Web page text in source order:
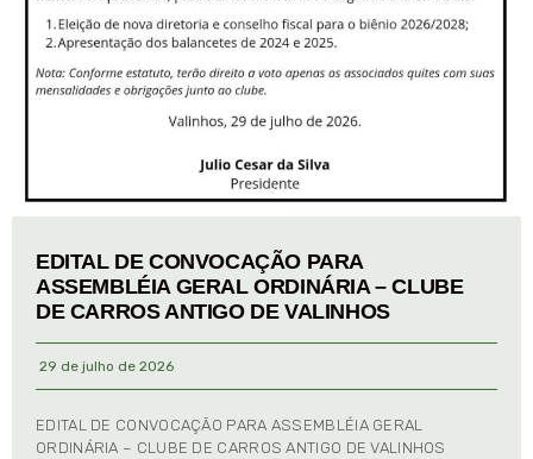
EDITAL DE CONVOCAÇÃO PARA
ASSEMBLÉIA GERAL ORDINÁRIA – CLUBE
DE CARROS ANTIGO DE VALINHOS
29 de julho de 2026
EDITAL DE CONVOCAÇÃO PARA ASSEMBLÉIA GERAL
ORDINÁRIA – CLUBE DE CARROS ANTIGO DE VALINHOS